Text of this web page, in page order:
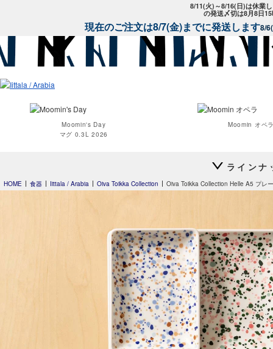
8/11(火)～8/16(日)は休業
の発送〆切は8月8日
現在のご注文は8/7(金)までに発送します8/
Moomin's Day
マグ 0.3L 2026
Moomin オペ
Teema
プレート 12cm
Teema
プレート
ラインナ
HOME 食器 Iittala / Arabia Oiva Toikka Collection Oiva Toikka Collection Helle A5 プレ